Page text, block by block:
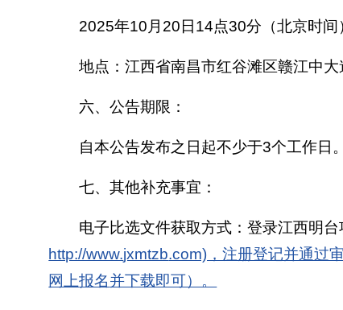
2025年10月20日14点30分（北京时间
地点：江西省南昌市红谷滩区赣江中
六、公告期限：
自本公告发布之日起不少于3个工作日。
七、其他补充事宜：
电子比选文件获取方式：登录江西明
http://www.jxmtzb.com)，注册登记并通过
网上报名并下载即可）。